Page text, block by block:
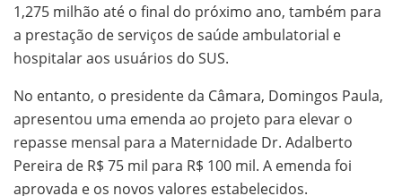
1,275 milhão até o final do próximo ano, também para
a prestação de serviços de saúde ambulatorial e
hospitalar aos usuários do SUS.
No entanto, o presidente da Câmara, Domingos Paula,
apresentou uma emenda ao projeto para elevar o
repasse mensal para a Maternidade Dr. Adalberto
Pereira de R$ 75 mil para R$ 100 mil. A emenda foi
aprovada e os novos valores estabelecidos.